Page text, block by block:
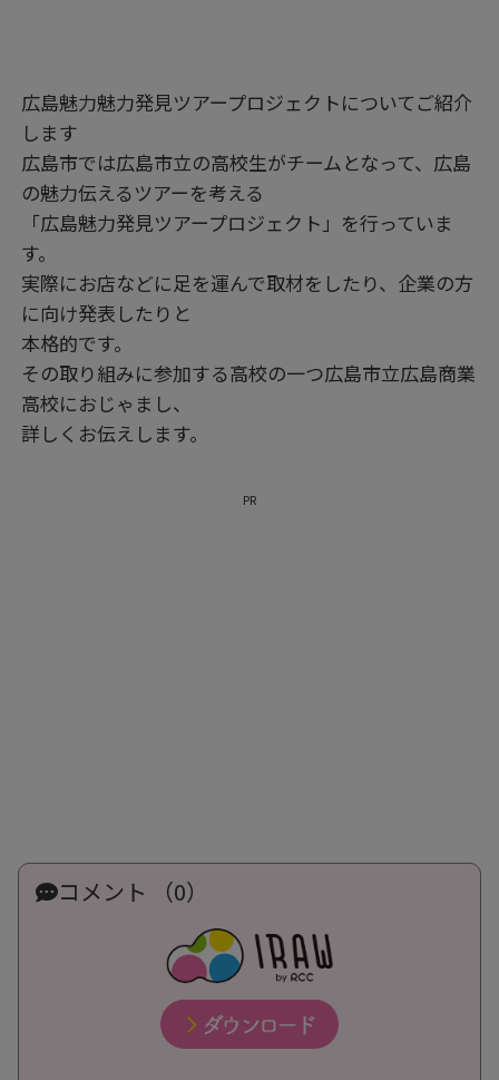
広島魅力魅力発見ツアープロジェクトについてご紹介
します
広島市では広島市立の高校生がチームとなって、広島
の魅力伝えるツアーを考える
「広島魅力発見ツアープロジェクト」を行っていま
す。
実際にお店などに足を運んで取材をしたり、企業の方
に向け発表したりと
本格的です。
その取り組みに参加する高校の一つ広島市立広島商業
高校におじゃまし、
詳しくお伝えします。
PR
コメント （0）